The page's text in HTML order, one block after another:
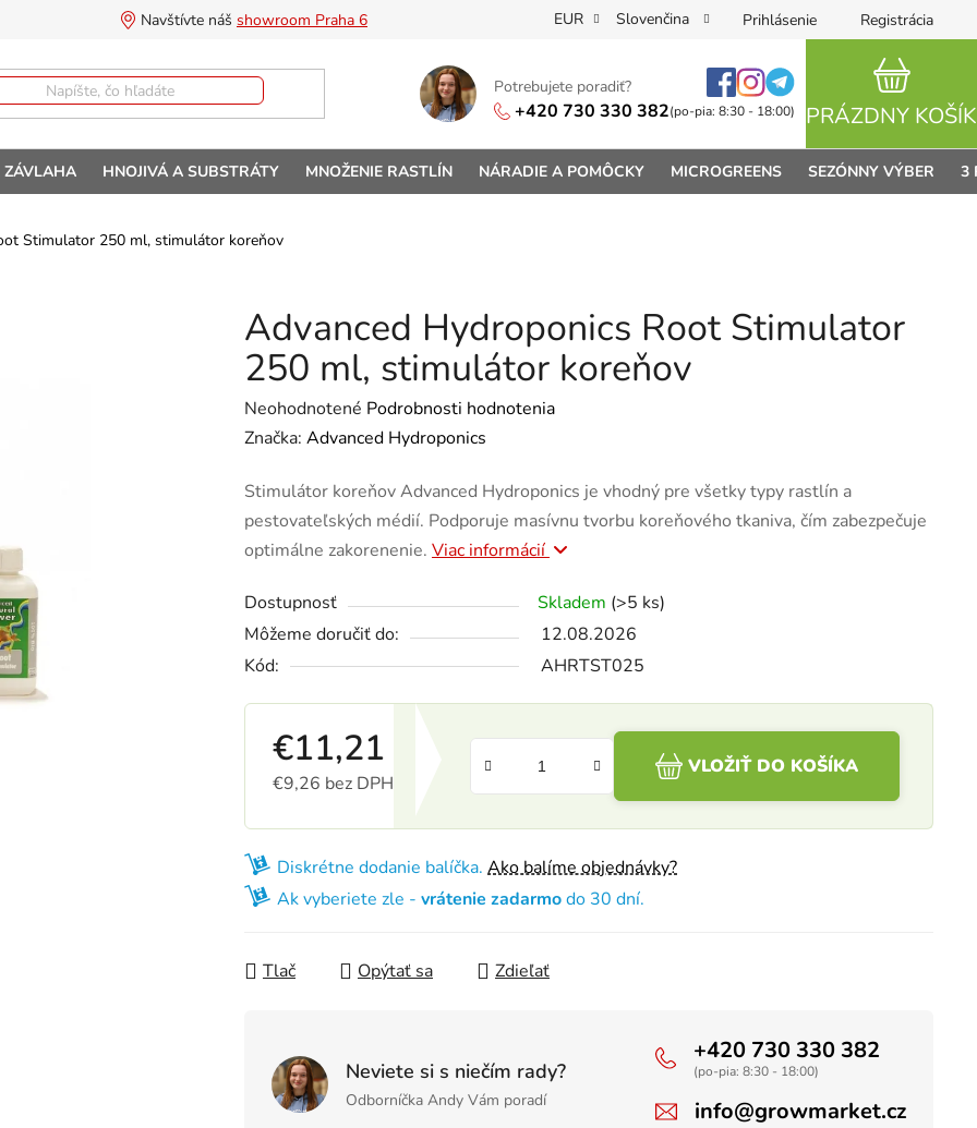
Navštívte náš showroom Praha 6 EUR Slovenčina Prihlásenie Registrácia
Potrebujete poradiť?
+420 730 330 382(po-pia: 8:30 - 18:00) PRÁZDNY KOŠÍK
ZÁVLAHA HNOJIVÁ A SUBSTRÁTY MNOŽENIE RASTLÍN NÁRADIE A POMÔCKY MICROGREENS SEZÓNNY VÝBER 3
Stimulator 250 ml, stimulátor koreňov
Advanced Hydroponics Root Stimulator
250 ml, stimulátor koreňov
Priemerné hodnotenie produktu je 0,0 z 5 hviezdičiek.
Neohodnotené Podrobnosti hodnotenia
Značka: Advanced Hydroponics
Stimulátor koreňov Advanced Hydroponics je vhodný pre všetky typy rastlín a
pestovateľských médií. Podporuje masívnu tvorbu koreňového tkaniva, čím zabezpečuje
optimálne zakorenenie. Viac informácií
Dostupnosť Skladem (>5 ks)
Môžeme doručiť do:
12.08.2026
Kód:
AHRTST025
€11,21
€9,26 bez DPH
VLOŽIŤ DO KOŠÍKA
Diskrétne dodanie balíčka. Ako balíme objednávky?
Ak vyberiete zle - vrátenie zadarmodo 30 dní.
Tlač Opýtať sa Zdieľať
Neviete si s niečím rady?
Odborníčka Andy Vám poradí
+420 730 330 382
(po-pia: 8:30 - 18:00)
info@growmarket.cz